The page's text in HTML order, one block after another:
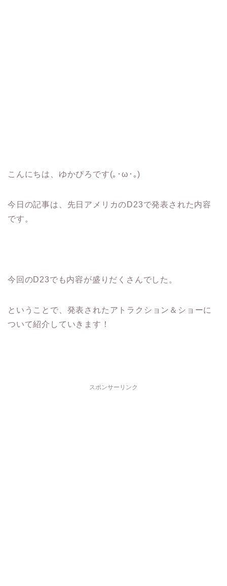
こんにちは、ゆかぴろです(｡･ω･｡)
今日の記事は、先日アメリカのD23で発表された内容
です。
今回のD23でも内容が盛りだくさんでした。
ということで、発表されたアトラクション＆ショーに
ついて紹介していきます！
スポンサーリンク